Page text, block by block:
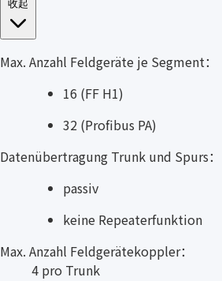
Max. Anzahl Feldgeräte je Segment：
16 (FF H1)
32 (Profibus PA)
Datenübertragung Trunk und Spurs：
passiv
keine Repeaterfunktion
Max. Anzahl Feldgerätekoppler：
4 pro Trunk